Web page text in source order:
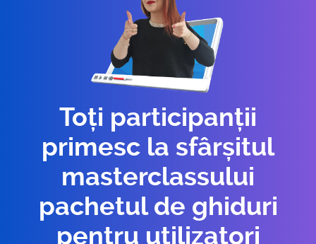
Toți participanții
primesc la sfârșitul
masterclassului
pachetul de ghiduri
pentru utilizatori